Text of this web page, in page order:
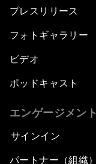
プレスリリース
フォトギャラリー
ビデオ
ポッドキャスト
エンゲージメント
サインイン
パートナー（組織